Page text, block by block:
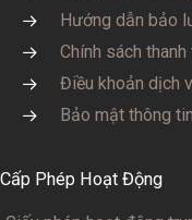
Hướng dẫn bảo
Chính sách thanh
Điều khoản dịch
Bảo mật thông tin
Cấp Phép Hoạt Động